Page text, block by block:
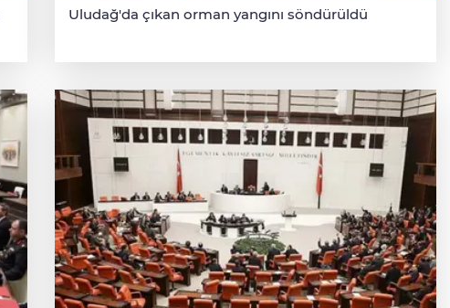
Uludağ'da çıkan orman yangını söndürüldü